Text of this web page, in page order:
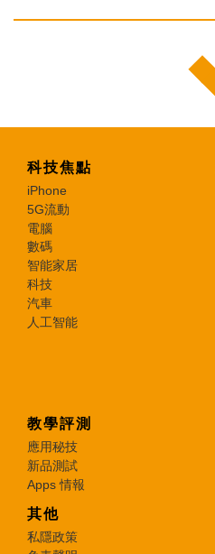
科技焦點
iPhone
5G流動
電腦
數碼
智能家居
科技
汽車
人工智能
教學評測
應用秘技
新品測試
Apps 情報
其他
私隱政策